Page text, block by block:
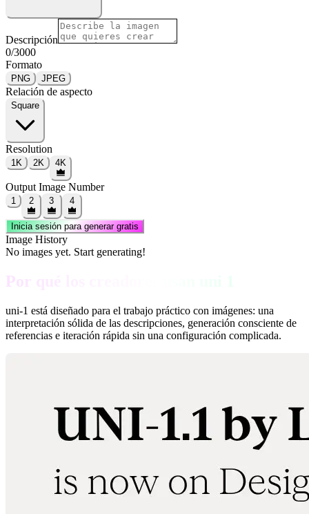
Descripción
0/3000
Formato
PNG JPEG
Relación de aspecto
Square
Resolution
1K 2K 4K
Output Image Number
1 2 3 4
Inicia sesión para generar gratis
Image History
No images yet. Start generating!
Por qué los creadores usan uni 1
uni-1 está diseñado para el trabajo práctico con imágenes: una
interpretación sólida de las descripciones, generación consciente de
referencias e iteración rápida sin una configuración complicada.